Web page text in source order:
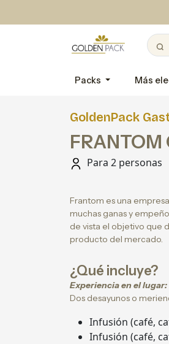
Packs Más
GoldenPack
FRANTOM
Para 2 personas
Frantom es una
muchas ganas y
de vista el objetivo que
producto del mercado.
¿Qué incluye?
Experiencia en el lugar:
Dos desayunos o
Infusión (café,
Infusión (café,